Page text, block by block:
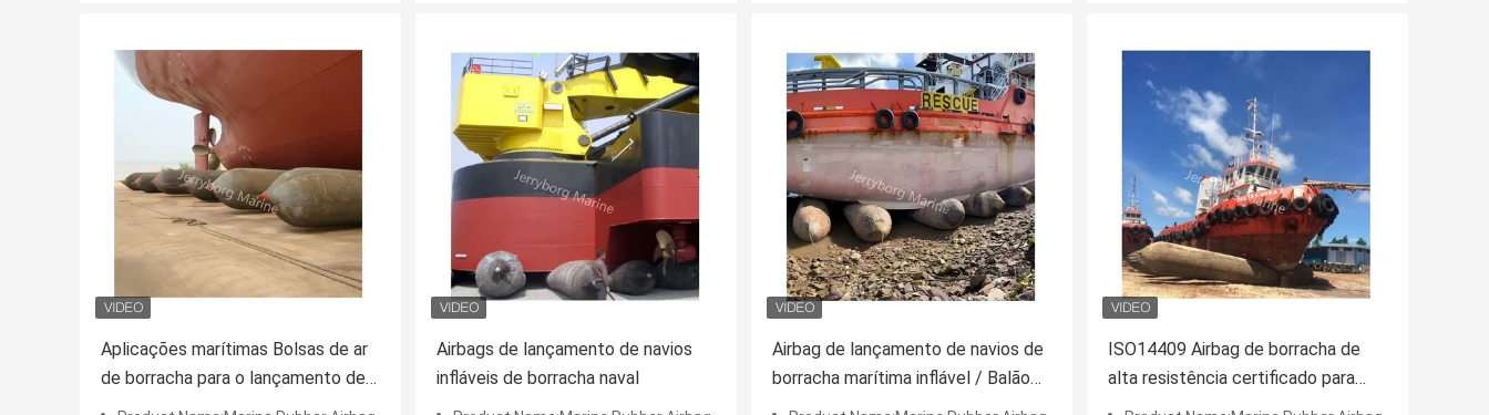
Aplicações marítimas Bolsas de ar
de borracha para o lançamento de
navios com a norma ISO14409
Airbags de lançamento de navios
infláveis de borracha naval
Airbag de lançamento de navios de
borracha marítima inflável / Balão
para lançamento e elevação de
ISO14409 Airbag de borracha de
alta resistência certificado para
lançamento e elevação de navios